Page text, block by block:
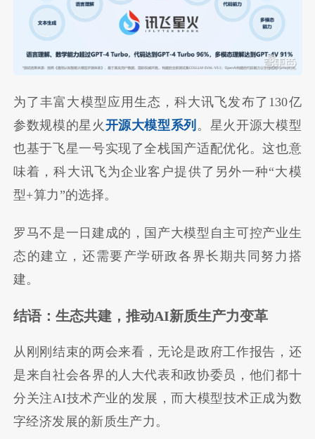
为了丰富大模型应用生态，科大讯飞发布了130亿
参数规模的星火 开源大模型系列 。星火开源大模型
也基于飞星一号实现了全栈国产适配优化。这也意
味着，科大讯飞为企业客户提供了另外一种“大模
型+算力”的选择。
罗马不是一日建成的，国产大模型自主可控产业生
态的建立，还需要产学研政各界长期共同努力搭
建。
结语：生态共建，推动AI新质生产力变革
从刚刚结束的两会来看，无论是政府工作报告，还
是来自社会各界的人大代表和政协委员，他们都十
分关注AI技术产业的发展，而大模型技术正成为数
字经济发展的新质生产力。